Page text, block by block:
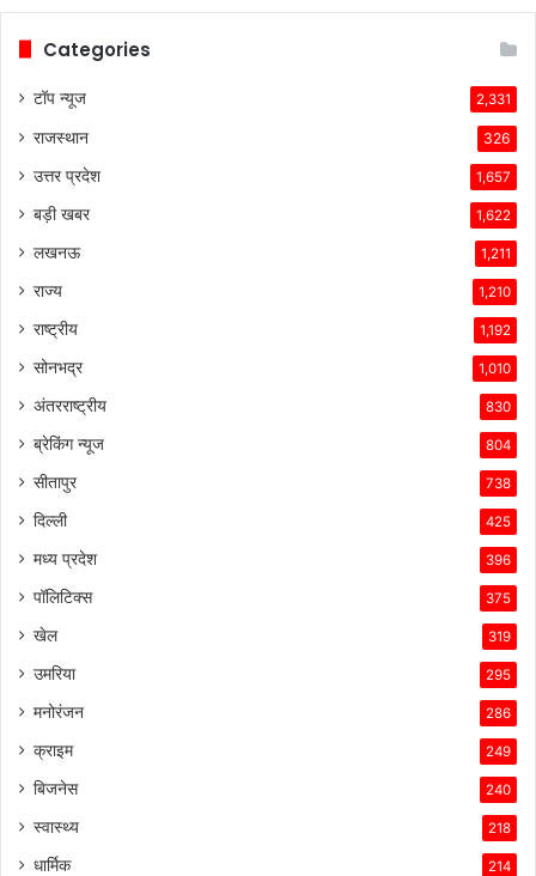
Categories
टॉप न्यूज 2,331
राजस्थान 326
उत्तर प्रदेश 1,657
बड़ी खबर 1,622
लखनऊ 1,211
राज्य 1,210
राष्ट्रीय 1,192
सोनभद्र 1,010
अंतरराष्ट्रीय 830
ब्रेकिंग न्यूज 804
सीतापुर 738
दिल्ली 425
मध्य प्रदेश 396
पॉलिटिक्स 375
खेल 319
उमरिया 295
मनोरंजन 286
क्राइम 249
बिजनेस 240
स्वास्थ्य 218
धार्मिक 214